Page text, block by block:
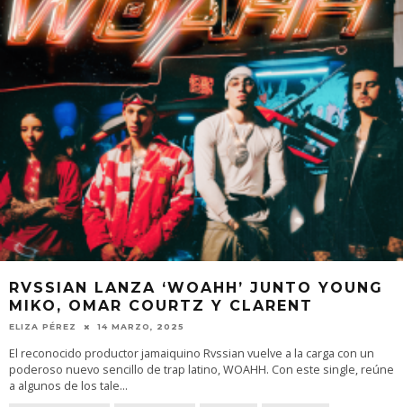
RVSSIAN LANZA ‘WOAHH’ JUNTO YOUNG
MIKO, OMAR COURTZ Y CLARENT
ELIZA PÉREZ 14 MARZO, 2025
El reconocido productor jamaiquino Rvssian vuelve a la carga con un
poderoso nuevo sencillo de trap latino, WOAHH. Con este single, reúne
a algunos de los tale...